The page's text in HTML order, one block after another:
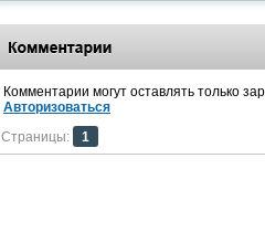
Комментарии могут оставлять только
Авторизоваться
Страницы:
1